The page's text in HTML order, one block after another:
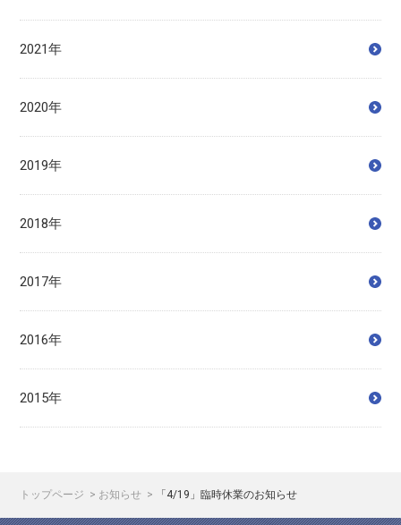
2021年
2020年
2019年
2018年
2017年
2016年
2015年
トップページ お知らせ 「4/19」臨時休業のお知らせ